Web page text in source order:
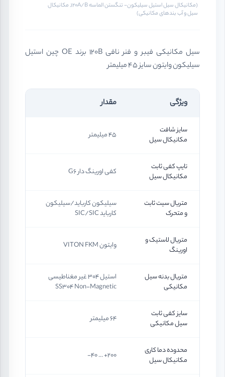
(مکانیکال سیل استیل سیلیکون- تنگستن الماسه 120A/B, مکانیکال
سیل و آب بندهای مکانیکی)
سیل مکانیکی فیبر و فنر نافی 120B برند OE چین استیل
سیلیکون وایتون سایز 45 میلیمتر
ویژگی مقدار
سایز شافت
مکانیکال سیل
45 میلیمتر
تایپ کفی ثابت
مکانیکال سیل
کفی اورینگ دار G6
متریال سیت ثابت
و متحرک
سیلیکون کارباید/سیلیکون
کارباید SIC/SIC
متریال لاستیک و
اورینگ
وایتون VITON FKM
متریال بدنه سیل
مکانیکی
استیل 304 غیر مغناطیسی
SS304 Non-Magnetic
سایز کفی ثابت
سیل مکانیکی
64 میلیمتر
محدوده دما کاری
مکانیکال سیل
200+ ... 40-